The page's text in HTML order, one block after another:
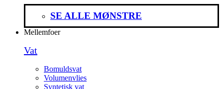
SE ALLE MØNSTRE
Mellemfoer
Vat
Bomuldsvat
Volumenvlies
Syntetisk vat